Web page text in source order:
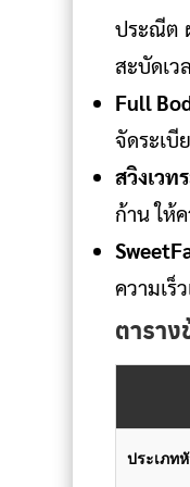
ประณีต
สะบัดเว
Full
จัดระเบี
สวิงเว
ก้าน ให้
ความเร็
ตาราง
ประเภท